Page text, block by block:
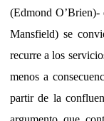
(Edmond O’Brien)-
Mansfield) se
recurre a los
menos a
partir de la